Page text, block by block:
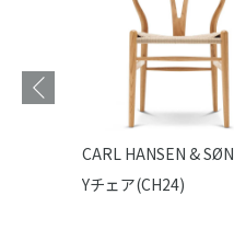
CARL HANSEN & SØN
Yチェア(CH24)